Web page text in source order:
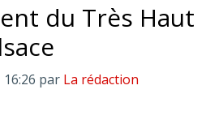
du Très Haut
16:26 par La rédaction